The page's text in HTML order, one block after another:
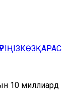
КӨЗҚАРАС
10 миллиард